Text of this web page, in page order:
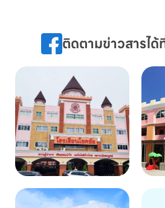
075-691910ติดตามข่าวสารได้